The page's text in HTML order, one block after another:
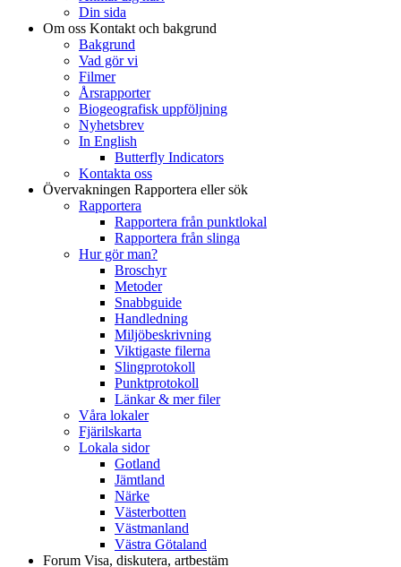
Din sida
Om oss Kontakt och bakgrund
Bakgrund
Vad gör vi
Filmer
Årsrapporter
Biogeografisk uppföljning
Nyhetsbrev
In English
Butterfly Indicators
Kontakta oss
Övervakningen Rapportera eller sök
Rapportera
Rapportera från punktlokal
Rapportera från slinga
Hur gör man?
Broschyr
Metoder
Snabbguide
Handledning
Miljöbeskrivning
Viktigaste filerna
Slingprotokoll
Punktprotokoll
Länkar & mer filer
Våra lokaler
Fjärilskarta
Lokala sidor
Gotland
Jämtland
Närke
Västerbotten
Västmanland
Västra Götaland
Forum Visa, diskutera, artbestäm